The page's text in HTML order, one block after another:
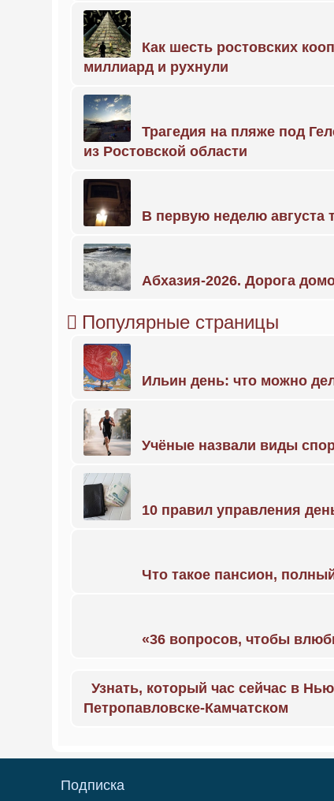
Как шесть ростовских
миллиард и рухнули
Трагедия на пляже под
из Ростовской области
В первую неделю августа
Абхазия-2026. Дорога
Популярные страницы
Ильин день: что можно
Учёные назвали виды
10 правил управления
Что такое пансион,
«36 вопросов, чтобы
Узнать, который час сейчас в
Петропавловске-Камчатском
Подписка